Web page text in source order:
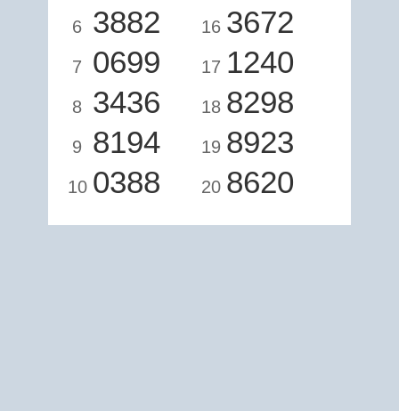
6 3882
7 0699
8 3436
9 8194
10 0388
16 3672
17 1240
18 8298
19 8923
20 8620